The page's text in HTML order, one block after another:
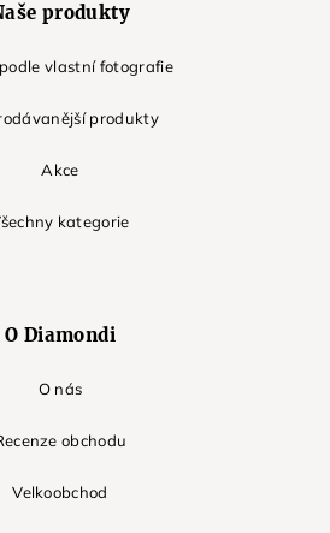
produkty
vlastní fotografie
produkty
Akce
kategorie
O Diamondi
O nás
obchodu
Velkoobchod